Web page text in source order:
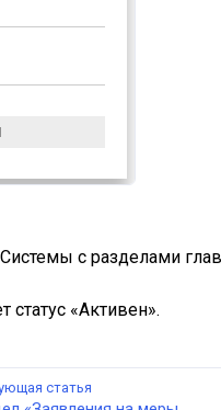
Системы с разделами
статус «Активен».
статья